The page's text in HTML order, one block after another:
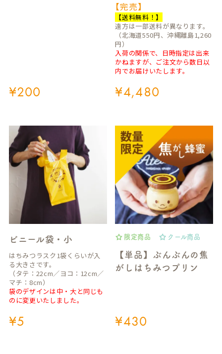
¥200
【完売】
【送料無料！】
遠方は一部送料が異なります。
（北海道550円、沖縄離島1,260
円）
入荷の関係で、日時指定は出来
かねますが、ご注文から数日以
内でお届けいたします。
¥4,480
ビニール袋・小
はちみつラスク1袋くらいが入
る大きさです。
（タテ：22cm／ヨコ：12cm／
マチ：8cm）
袋のデザインは中・大と同じも
のに変更いたしました。
¥5
限定商品 クール商品
【単品】ぶんぶんの焦
がしはちみつプリン
¥430